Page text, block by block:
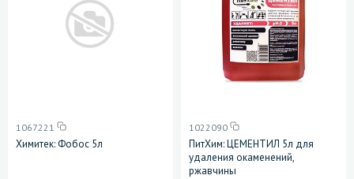
1067221
Химитек: Фобос 5л
1022090
ПитХим: ЦЕМЕНТИЛ 5л для
удаления окаменений,
ржавчины